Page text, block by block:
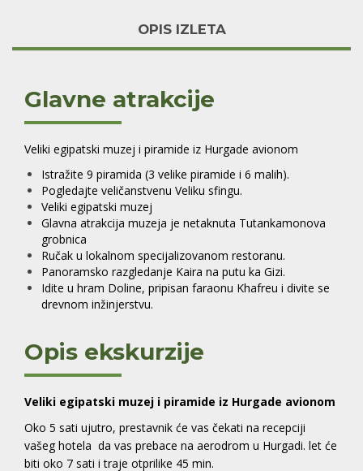
€270.
OPIS IZLETA
Glavne atrakcije
Veliki egipatski muzej i piramide iz Hurgade avionom
Istražite 9 piramida (3 velike piramide i 6 malih).
Pogledajte veličanstvenu Veliku sfingu.
Veliki egipatski muzej
Glavna atrakcija muzeja je netaknuta Tutankamonova
grobnica
Ručak u lokalnom specijalizovanom restoranu.
Panoramsko razgledanje Kaira na putu ka Gizi.
Idite u hram Doline, pripisan faraonu Khafreu i divite se
drevnom inžinjerstvu.
Opis ekskurzije
Veliki egipatski muzej i piramide iz Hurgade avionom
Oko 5 sati ujutro, prestavnik će vas čekati na recepciji
vašeg hotela da vas prebace na aerodrom u Hurgadi. let će
biti oko 7 sati i traje otprilike 45 min.